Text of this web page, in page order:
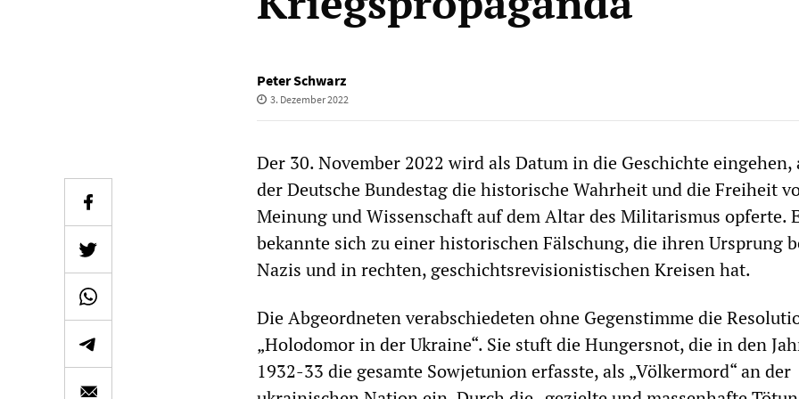
Peter Schwarz
3. Dezember 2022
Der 30. November 2022 wird als Datum in die Geschichte eingehen,
der Deutsche Bundestag die historische Wahrheit und die Freiheit
Meinung und Wissenschaft auf dem Altar des Militarismus opferte.
bekannte sich zu einer historischen Fälschung, die ihren Ursprung
Nazis und in rechten, geschichtsrevisionistischen Kreisen hat.
Die Abgeordneten verabschiedeten ohne Gegenstimme die
„Holodomor in der Ukraine“. Sie stuft die Hungersnot, die in den
1932-33 die gesamte Sowjetunion erfasste, als „Völkermord“ an der